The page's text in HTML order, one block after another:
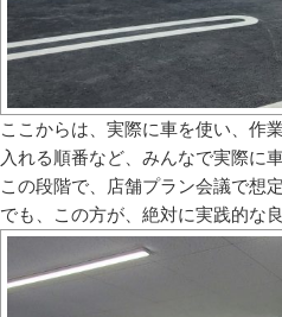
ここからは、実際に車を使い、作
入れる順番など、みんなで実際に
この段階で、店舗プラン会議で想
でも、この方が、絶対に実践的な